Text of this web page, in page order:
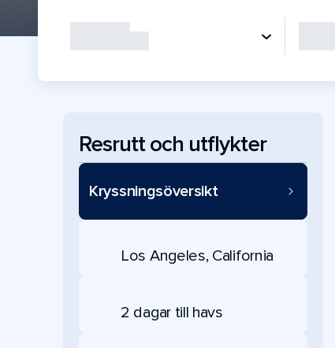
Resrutt och utflykter
Kryssningsöversikt
Los Angeles, California
2 dagar till havs